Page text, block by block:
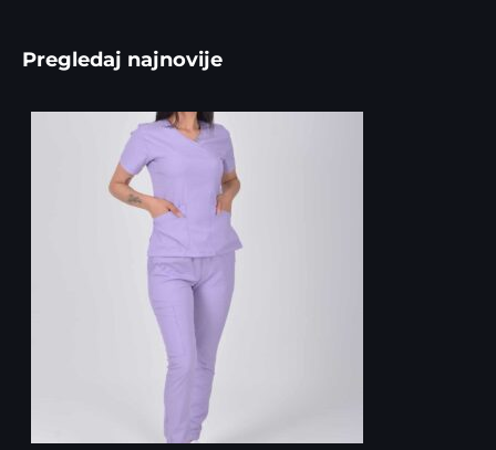
Pregledaj najnovije